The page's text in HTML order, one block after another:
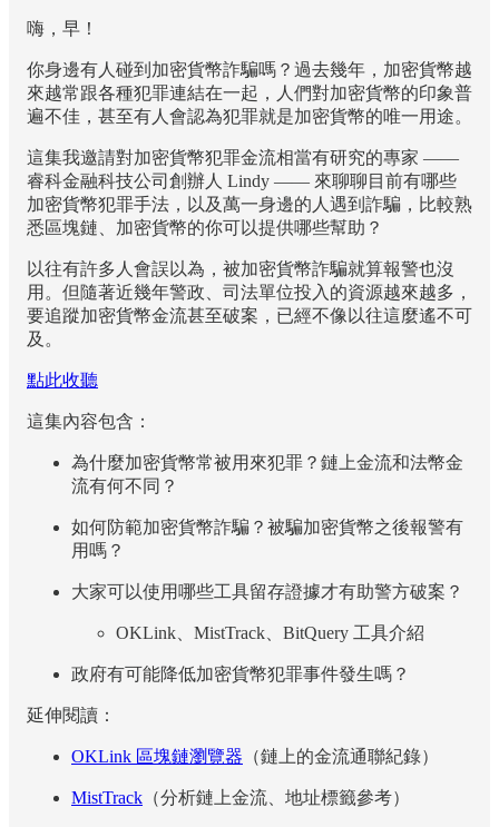
嗨，早！
你身邊有人碰到加密貨幣詐騙嗎？過去幾年，加密貨幣越
來越常跟各種犯罪連結在一起，人們對加密貨幣的印象普
遍不佳，甚至有人會認為犯罪就是加密貨幣的唯一用途。
這集我邀請對加密貨幣犯罪金流相當有研究的專家 ——
睿科金融科技公司創辦人 Lindy —— 來聊聊目前有哪些
加密貨幣犯罪手法，以及萬一身邊的人遇到詐騙，比較熟
悉區塊鏈、加密貨幣的你可以提供哪些幫助？
以往有許多人會誤以為，被加密貨幣詐騙就算報警也沒
用。但隨著近幾年警政、司法單位投入的資源越來越多，
要追蹤加密貨幣金流甚至破案，已經不像以往這麼遙不可
及。
點此收聽
這集內容包含：
為什麼加密貨幣常被用來犯罪？鏈上金流和法幣金
流有何不同？
如何防範加密貨幣詐騙？被騙加密貨幣之後報警有
用嗎？
大家可以使用哪些工具留存證據才有助警方破案？
OKLink、MistTrack、BitQuery 工具介紹
政府有可能降低加密貨幣犯罪事件發生嗎？
延伸閱讀：
OKLink 區塊鏈瀏覽器 （鏈上的金流通聯紀錄）
MistTrack （分析鏈上金流、地址標籤參考）